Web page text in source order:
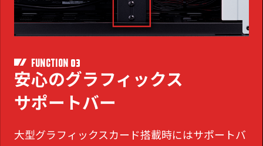
FUNCTION 03
安心のグラフィックス
サポートバー
大型グラフィックスカード搭載時にはサポートバ